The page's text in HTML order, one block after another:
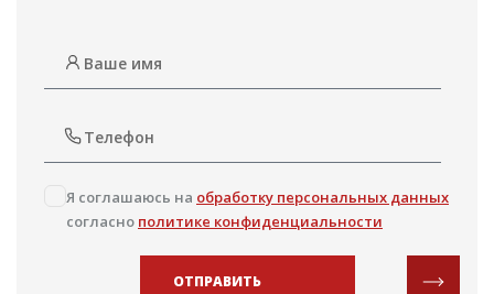
Я соглашаюсь на обработку персональных данных
согласно политике конфиденциальности
ОТПРАВИТЬ